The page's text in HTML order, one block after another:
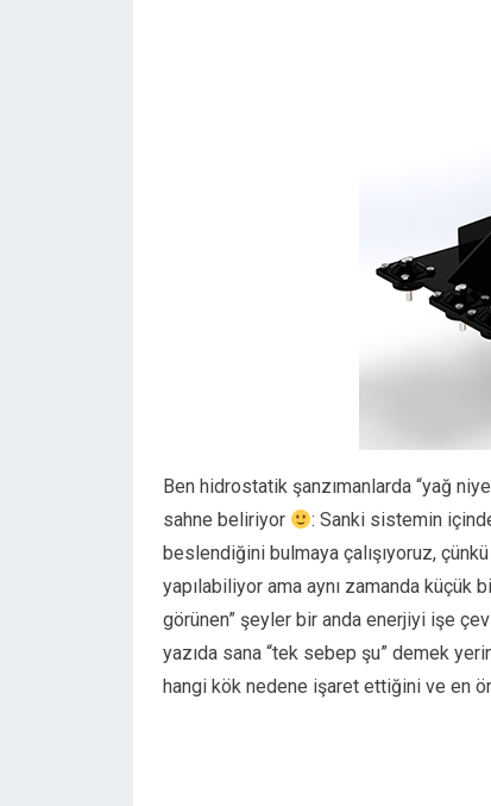
Ben hidrostatik şanzımanlarda “yağ
sahne beliriyor
: Sanki sistemin
beslendiğini bulmaya çalışıyoruz,
yapılabiliyor ama aynı zamanda küçük
görünen” şeyler bir anda enerjiyi işe
yazıda sana “tek sebep şu” demek
hangi kök nedene işaret ettiğini ve en